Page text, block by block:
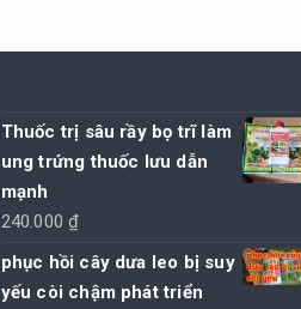
Thuốc trị sâu rầy bọ trĩ làm
ung trứng thuốc lưu dẫn
mạnh
240.000₫
phục hồi cây dưa leo bị suy
yếu còi chậm phát triển